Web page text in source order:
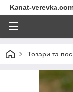
Kanat-
Товари та